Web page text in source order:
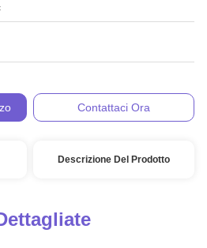
Contattaci Ora
Descrizione Del Prodotto